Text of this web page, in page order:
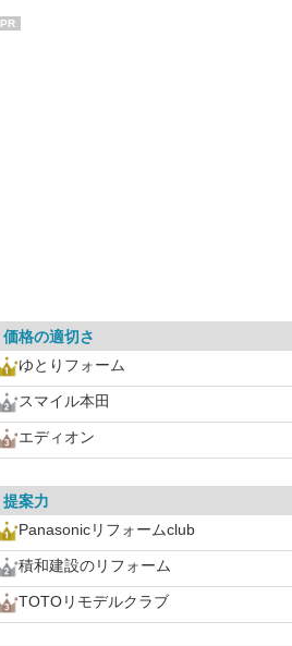
PR
価格の適切さ
ゆとりフォーム
スマイル本田
エディオン
提案力
Panasonicリフォームclub
積和建設のリフォーム
TOTOリモデルクラブ